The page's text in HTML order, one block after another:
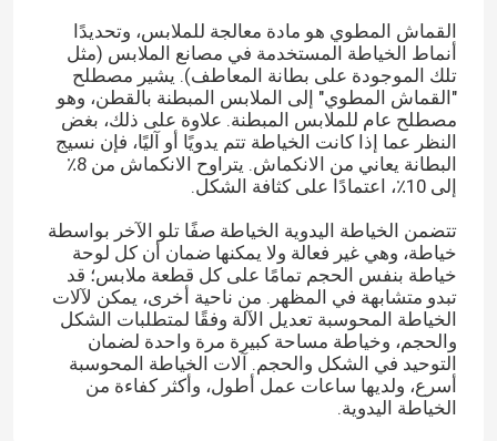
القماش المطوي هو مادة معالجة للملابس، وتحديدًا
أنماط الخياطة المستخدمة في مصانع الملابس (مثل
تلك الموجودة على بطانة المعاطف). يشير مصطلح
"القماش المطوي" إلى الملابس المبطنة بالقطن، وهو
مصطلح عام للملابس المبطنة. علاوة على ذلك، بغض
النظر عما إذا كانت الخياطة تتم يدويًا أو آليًا، فإن نسيج
البطانة يعاني من الانكماش. يتراوح الانكماش من 8٪
إلى 10٪، اعتمادًا على كثافة الشكل.
تتضمن الخياطة اليدوية الخياطة صفًا تلو الآخر بواسطة
خياطة، وهي غير فعالة ولا يمكنها ضمان أن كل لوحة
خياطة بنفس الحجم تمامًا على كل قطعة ملابس؛ قد
تبدو متشابهة في المظهر. من ناحية أخرى، يمكن لآلات
الخياطة المحوسبة تعديل الآلة وفقًا لمتطلبات الشكل
والحجم، وخياطة مساحة كبيرة مرة واحدة لضمان
التوحيد في الشكل والحجم. آلات الخياطة المحوسبة
أسرع، ولديها ساعات عمل أطول، وأكثر كفاءة من
الخياطة اليدوية.